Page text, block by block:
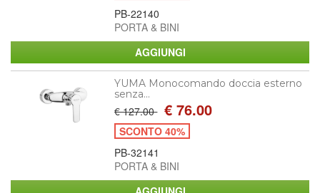
PB-22140
PORTA & BINI
YUMA Monocomando doccia esterno
senza...
€ 127.00 € 76.00
SCONTO 40%
PB-32141
PORTA & BINI